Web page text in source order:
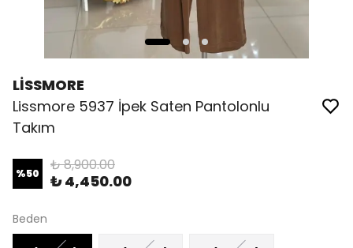
LİSSMORE
Lissmore 5937 İpek Saten Pantolonlu
Takım
%50 ₺ 8,900.00
₺ 4,450.00
Beden